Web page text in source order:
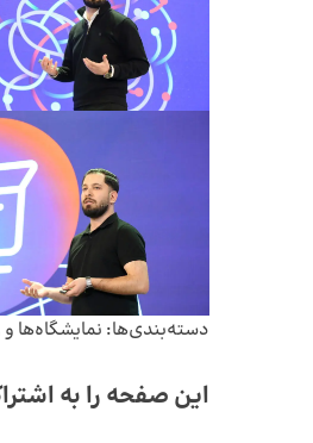
دسته‌بندی‌ها: نمایشگاه‌ها و
این صفحه را به